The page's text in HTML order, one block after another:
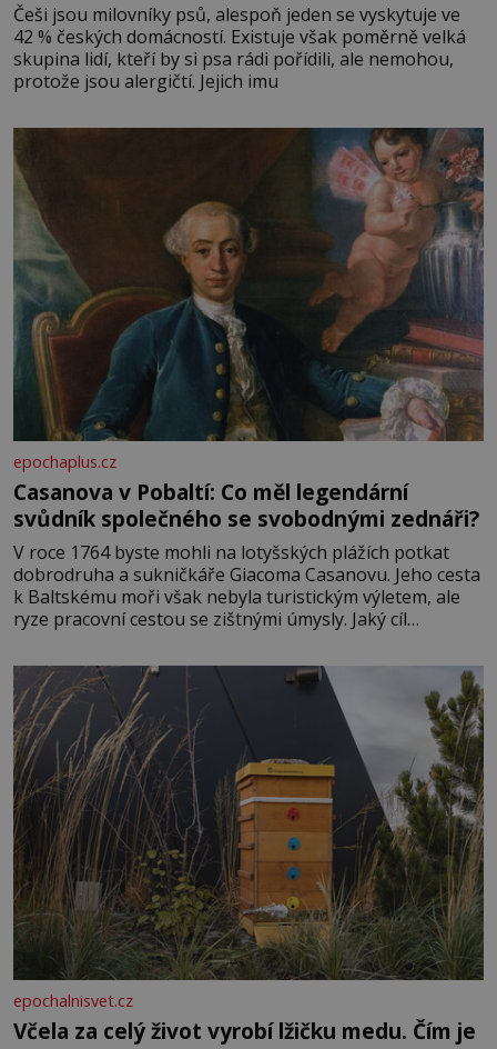
Češi jsou milovníky psů, alespoň jeden se vyskytuje ve
42 % českých domácností. Existuje však poměrně velká
skupina lidí, kteří by si psa rádi pořídili, ale nemohou,
protože jsou alergičtí. Jejich imu
epochaplus.cz
Casanova v Pobaltí: Co měl legendární
svůdník společného se svobodnými zednáři?
V roce 1764 byste mohli na lotyšských plážích potkat
dobrodruha a sukničkáře Giacoma Casanovu. Jeho cesta
k Baltskému moři však nebyla turistickým výletem, ale
ryze pracovní cestou se zištnými úmysly. Jaký cíl
lotyšské Rigy? Casanova v Pobaltí kontaktoval tamní
zednářské lóže. Nebyl v této oblasti žádným nováčkem,
protože do zednářské
epochalnisvet.cz
Včela za celý život vyrobí lžičku medu. Čím je